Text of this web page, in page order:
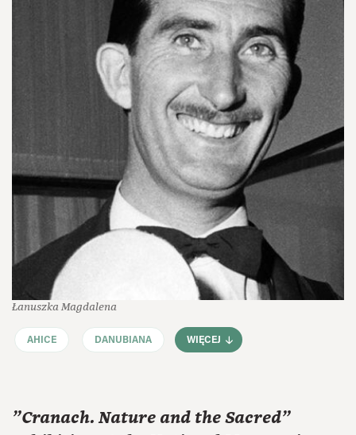
Łanuszka Magdalena
AHICE DANUBIANA WIĘCEJ
"Cranach. Nature and the Sacred"